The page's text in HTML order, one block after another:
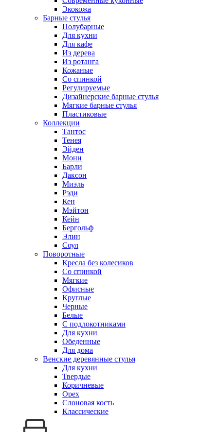
Экокожа
Барные стулья
Полубарные
Для кухни
Для кафе
Из дерева
Из ротанга
Кожаные
Со спинкой
Регулируемые
Дизайнерские барные стулья
Мягкие барные стулья
Пластиковые
Коллекции
Тантос
Тенея
Эйден
Мони
Барли
Даксон
Миэль
Рэди
Кен
Мэйтон
Кейн
Бергольф
Элин
Соул
Поворотные
Кресла без колесиков
Со спинкой
Мягкие
Офисные
Круглые
Черные
Белые
С подлокотниками
Для кухни
Обеденные
Для дома
Венские деревянные стулья
Для кухни
Твердые
Коричневые
Орех
Слоновая кость
Классические